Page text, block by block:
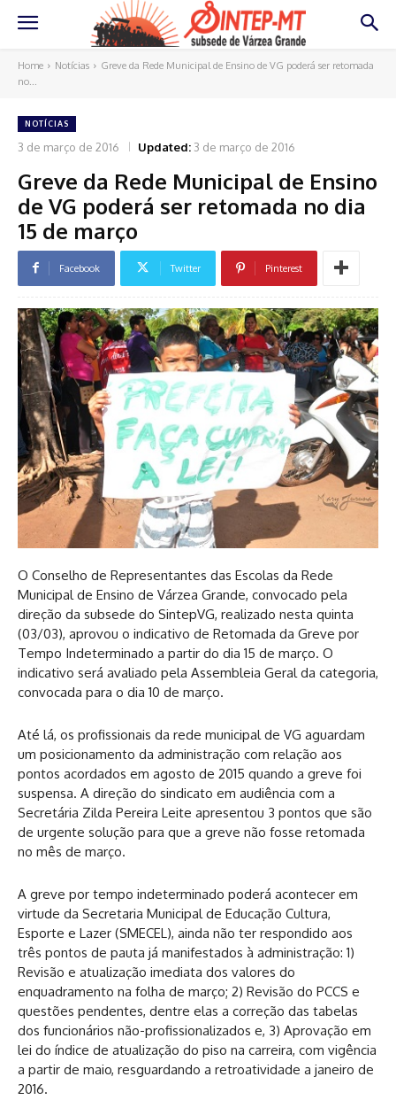
Home Notícias
Greve da Rede Municipal de Ensino de VG poderá ser retomada
no...
NOTÍCIAS
3 de março de 2016 Updated: 3 de março de 2016
Greve da Rede Municipal de Ensino
de VG poderá ser retomada no dia
15 de março
Facebook Twitter Pinterest
O Conselho de Representantes das Escolas da Rede
Municipal de Ensino de Várzea Grande, convocado pela
direção da subsede do SintepVG, realizado nesta quinta
(03/03), aprovou o indicativo de Retomada da Greve por
Tempo Indeterminado a partir do dia 15 de março. O
indicativo será avaliado pela Assembleia Geral da categoria,
convocada para o dia 10 de março.
Até lá, os profissionais da rede municipal de VG aguardam
um posicionamento da administração com relação aos
pontos acordados em agosto de 2015 quando a greve foi
suspensa. A direção do sindicato em audiência com a
Secretária Zilda Pereira Leite apresentou 3 pontos que são
de urgente solução para que a greve não fosse retomada
no mês de março.
A greve por tempo indeterminado poderá acontecer em
virtude da Secretaria Municipal de Educação Cultura,
Esporte e Lazer (SMECEL), ainda não ter respondido aos
três pontos de pauta já manifestados à administração: 1)
Revisão e atualização imediata dos valores do
enquadramento na folha de março; 2) Revisão do PCCS e
questões pendentes, dentre elas a correção das tabelas
dos funcionários não-profissionalizados e, 3) Aprovação em
lei do índice de atualização do piso na carreira, com vigência
a partir de maio, resguardando a retroatividade a janeiro de
2016.